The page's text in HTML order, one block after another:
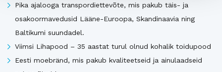
Pika ajalooga transpordiettevõte, mis pakub täis- ja
osakoormavedusid Lääne-Euroopa, Skandinaavia ning
Baltikumi suundadel.
Viimsi Lihapood – 35 aastat turul olnud kohalik toidupood
Eesti moebränd, mis pakub kvaliteetseid ja ainulaadseid